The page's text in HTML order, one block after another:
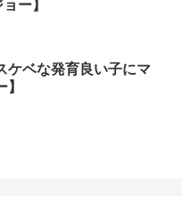
ー】
ケベな発育良い子にマ